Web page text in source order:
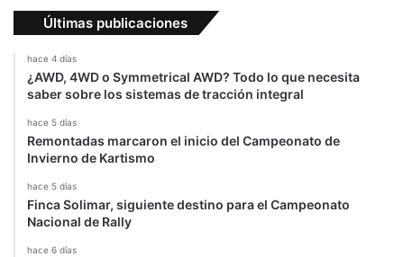
a
l
0
-
0
Últimas publicaciones
hace 4 días
¿AWD, 4WD o Symmetrical AWD? Todo lo que necesita
saber sobre los sistemas de tracción integral
hace 5 días
Remontadas marcaron el inicio del Campeonato de
Invierno de Kartismo
hace 5 días
Finca Solimar, siguiente destino para el Campeonato
Nacional de Rally
hace 6 días